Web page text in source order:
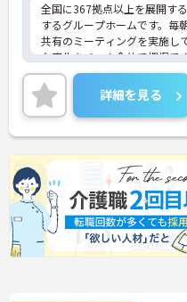
全国に367拠点以上を展開す
するグループホームです。毎
共有のミーティングを実施し
な変化をチーム全体で把握で
すぐに相談できる安心の体制
面では、賞与年2回に加え、
寄与を評価する特別報酬が支
チベーションを保ちながら勤
らに、清潔感があれば髪色や
く、ご自身の個性を大切にし
イルで働くことができます。
高めたい方にも最適な環境
を通じて働きながらスキルア
能です。年間17日のリフレッ
雇用制度など、長期的にキャ
も大きな魅力です。
詳細を見る